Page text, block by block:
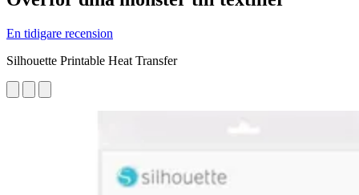
En tidigare recension
Silhouette Printable Heat Transfer